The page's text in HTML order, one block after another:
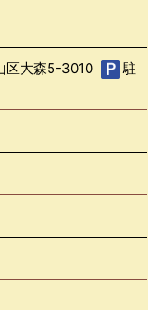
大森5-3010
駐